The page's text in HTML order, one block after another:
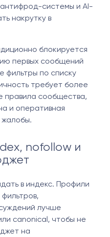
системы и AI-
накрутку в
блокируется
первых сообщений
фильтры по списку
требует более
правила сообщества,
и оперативная
nofollow и
в индекс. Профили
лучше
canonical, чтобы не
на